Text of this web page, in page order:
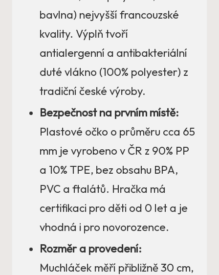
bavlna) nejvyšší francouzské
kvality. Výplň tvoří
antialergenní a antibakteriální
duté vlákno (100% polyester) z
tradiční české výroby.
Bezpečnost na prvním místě:
Plastové očko o průměru cca 65
mm je vyrobeno v ČR z 90% PP
a 10% TPE, bez obsahu BPA,
PVC a ftalátů. Hračka má
certifikaci pro děti od 0 let a je
vhodná i pro novorozence.
Rozměr a provedení:
Muchláček měří přibližně 30 cm,